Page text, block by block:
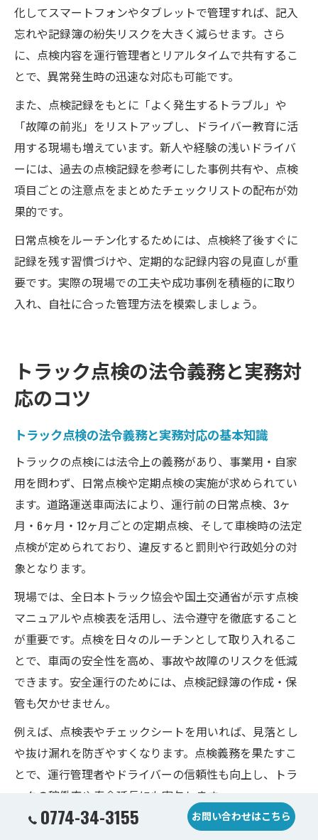
化してスマートフォンやタブレットで管理すれば、記入
忘れや記録簿の紛失リスクを大きく減らせます。さら
に、点検内容を運行管理者とリアルタイムで共有するこ
とで、異常発生時の迅速な対応も可能です。
また、点検記録をもとに「よく発生するトラブル」や
「故障の前兆」をリストアップし、ドライバー教育に活
用する現場も増えています。新人や経験の浅いドライバ
ーには、過去の点検記録を参考にした事例共有や、点検
項目ごとの注意点をまとめたチェックリストの配布が効
果的です。
日常点検をルーチン化するためには、点検終了後すぐに
記録を残す習慣づけや、定期的な記録内容の見直しが重
要です。実際の現場での工夫や成功事例を積極的に取り
入れ、自社に合った管理方法を模索しましょう。
トラック点検の法令義務と実務対
応のコツ
トラック点検の法令義務と実務対応の基本知識
トラックの点検には法令上の義務があり、事業用・自家
用を問わず、日常点検や定期点検の実施が求められてい
ます。道路運送車両法により、運行前の日常点検、3ヶ
月・6ヶ月・12ヶ月ごとの定期点検、そして車検時の法定
点検が定められており、違反すると罰則や行政処分の対
象となります。
現場では、全日本トラック協会や国土交通省が示す点検
マニュアルや点検表を活用し、法令遵守を徹底すること
が重要です。点検を日々のルーチンとして取り入れるこ
とで、車両の安全性を高め、事故や故障のリスクを低減
できます。安全運行のためには、点検記録簿の作成・保
管も欠かせません。
例えば、点検表やチェックシートを用いれば、見落とし
や抜け漏れを防ぎやすくなります。点検義務を果たすこ
とで、運行管理者やドライバーの信頼性も向上し、トラ
ックの稼働率や寿命延長にも寄与します。
0774-34-3155 お問い合わせはこちら